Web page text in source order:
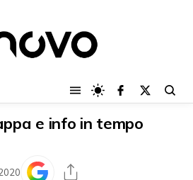
e info in tempo